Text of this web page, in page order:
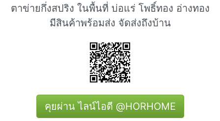
ตาข่ายกึ่งสปริง ในพื้นที่ บ่อแร่ โพธิ์ทอง อ่างทอง
มีสินค้าพร้อมส่ง จัดส่งถึงบ้าน
คุยผ่าน ไลน์ไอดี @HORHOME